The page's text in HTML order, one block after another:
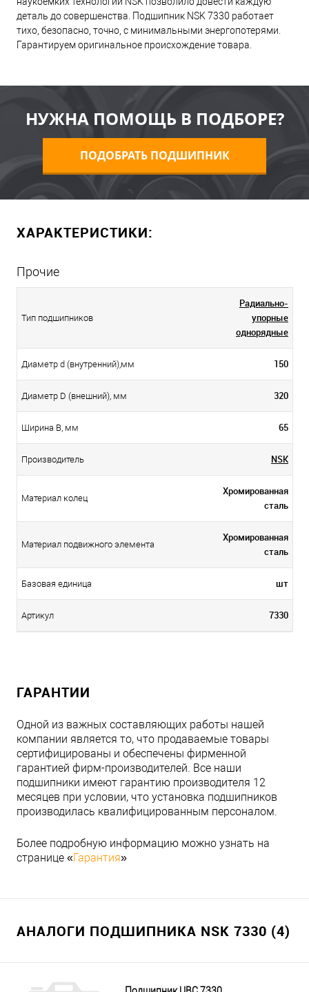
деталь до совершенства. Подшипник NSK 7330 работает
тихо, безопасно, точно, с минимальными энергопотерями.
Гарантируем оригинальное происхождение товара.
НУЖНА ПОМОЩЬ В ПОДБОРЕ?
ПОДОБРАТЬ ПОДШИПНИК
ХАРАКТЕРИСТИКИ:
Прочие
Тип подшипников
Радиально-
упорные
однорядные
Диаметр d (внутренний),мм 150
Диаметр D (внешний), мм 320
Ширина B, мм 65
Производитель NSK
Материал колец
Хромированная
сталь
Материал подвижного элемента
Хромированная
сталь
Базовая единица шт
Артикул 7330
ГАРАНТИИ
Одной из важных составляющих работы нашей
компании является то, что продаваемые товары
сертифицированы и обеспечены фирменной
гарантией фирм-производителей. Все наши
подшипники имеют гарантию производителя 12
месяцев при условии, что установка подшипников
производилась квалифицированным персоналом.
Более подробную информацию можно узнать на
странице «Гарантия»
АНАЛОГИ ПОДШИПНИКА NSK 7330 (4)